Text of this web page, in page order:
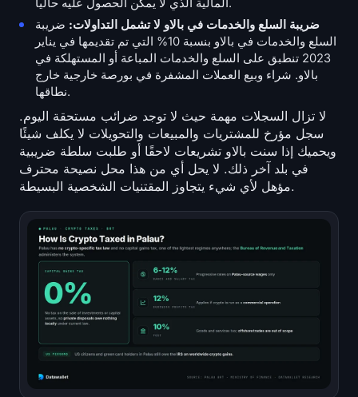
المالية الذي لا يمكن الحصول عليه حالياً.
ضريبة السلع والخدمات في بالاو لا تشمل التداولات: ضريبة
السلع والخدمات في بالاو بنسبة 10% التي تم تقديمها في يناير
2023 تنطبق على السلع والخدمات المباعة أو المستهلكة في
بالاو. شراء وبيع العملات المشفرة في بورصة خارجية خارج
نطاقها.
لا تزال السجلات مهمة حيث لا توجد ضرائب مستحقة اليوم.
سجل مؤرخ للمشتريات والمبيعات والتحويلات لا يكلف شيئًا
ويحميك إذا سنت بالاو تشريعات لاحقًا أو طلبت سلطة ضريبية
في بلد آخر ذلك. لا يحل أي من هذا محل نصيحة محترف
مؤهل لأي شيء يتجاوز المقتنيات الشخصية البسيطة.